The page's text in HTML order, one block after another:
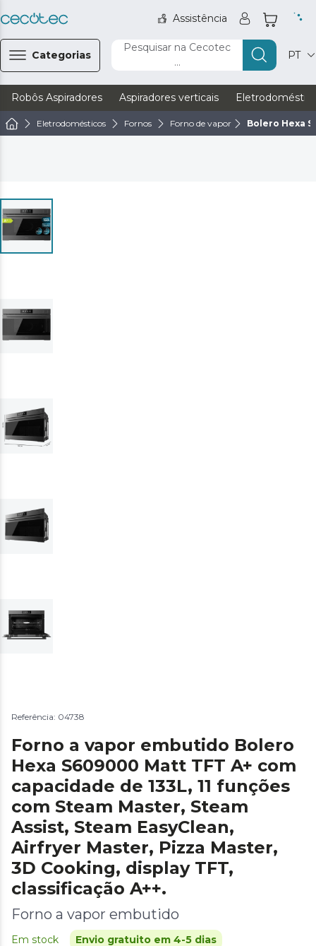
Assistência
Categorias
Pesquisar na Cecotec
...
PT
Robôs Aspiradores Aspiradores verticais
Eletrodomésticos Fornos Forno de vapor Bolero Hexa
Referência: 04738
Forno a vapor embutido Bolero
Hexa S609000 Matt TFT A+ com
capacidade de 133L, 11 funções
com Steam Master, Steam
Assist, Steam EasyClean,
Airfryer Master, Pizza Master,
3D Cooking, display TFT,
classificação A++.
Forno a vapor embutido
Em stock Envio gratuito em 4-5 dias